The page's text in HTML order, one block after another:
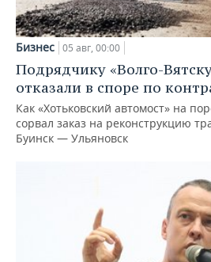
Бизнес 05 авг, 00:00
Подрядчику «Волго-
отказали в споре по
Как «Хотьковский автомост» на
сорвал заказ на реконструкцию
Буинск — Ульяновск